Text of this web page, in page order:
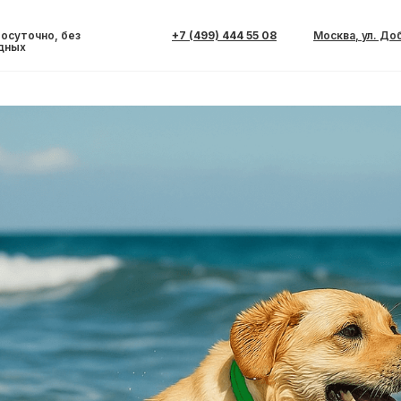
Москва, ул.
+7 (499) 444 55 08
без
купается в море —